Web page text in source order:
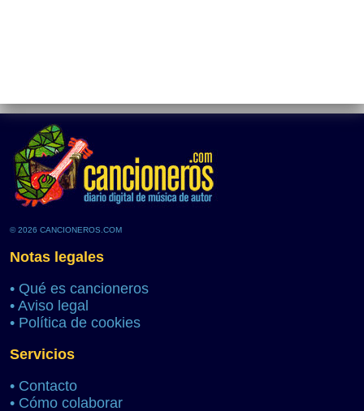
© 2026 CANCIONEROS.COM
Notas legales
• Qué es cancioneros
• Aviso legal
• Política de cookies
Servicios
• Contacto
• Cómo colaborar